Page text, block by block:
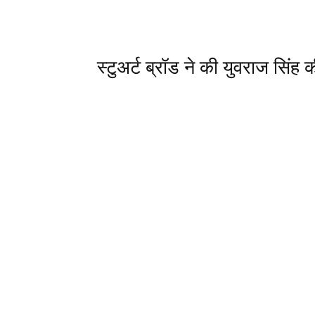
में युवराज के संन्यास पर उनका क्या कहना है यह जानना